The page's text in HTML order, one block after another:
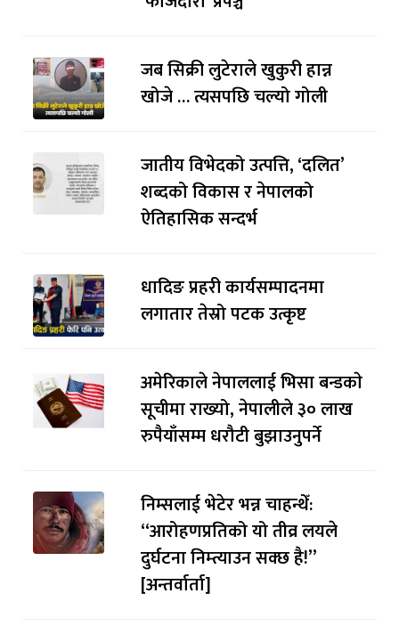
जब सिक्री लुटेराले खुकुरी हान्न
खोजे … त्यसपछि चल्यो गोली
जातीय विभेदको उत्पत्ति, ‘दलित’
शब्दको विकास र नेपालको
ऐतिहासिक सन्दर्भ
धादिङ प्रहरी कार्यसम्पादनमा
लगातार तेस्रो पटक उत्कृष्ट
अमेरिकाले नेपाललाई भिसा बन्डकाे
सूचीमा राख्यो, नेपालीले ३० लाख
रुपैयाँसम्म धरौटी बुझाउनुपर्ने
निम्सलाई भेटेर भन्न चाहन्थेँ:
“आरोहणप्रतिको यो तीव्र लयले
दुर्घटना निम्त्याउन सक्छ है!”
[अन्तर्वार्ता]